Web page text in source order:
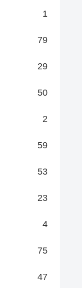
1
79
29
50
2
59
53
23
4
75
47